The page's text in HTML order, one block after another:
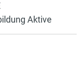
Aktive